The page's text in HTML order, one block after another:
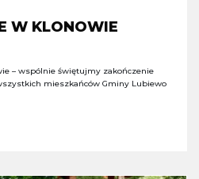
W KLONOWIE
– wspólnie świętujmy zakończenie
mieszkańców Gminy Lubiewo